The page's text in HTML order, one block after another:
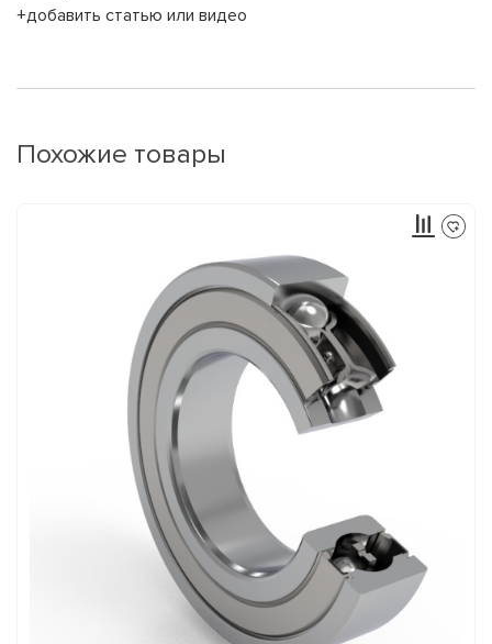
+добавить статью или видео
Похожие товары